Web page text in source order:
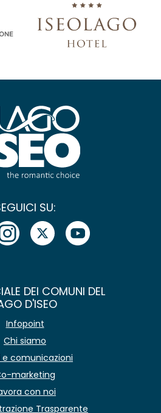
SU:
DEI COMUNI DEL
D'ISEO
Infopoint
Chi siamo
e comunicazioni
marketing
con noi
Trasparente